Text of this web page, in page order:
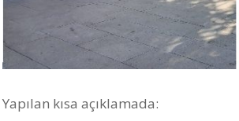
Yapılan kısa açıklamada: